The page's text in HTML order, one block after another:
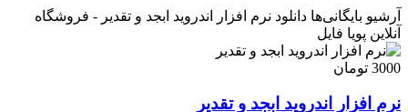
آرشیو بایگانی‌ها دانلود نرم افزار اندروید ابجد و تقدیر - فروشگاه
آنلاین پویا فایل
3000 تومان
نرم افزار اندروید ابجد و تقدیر